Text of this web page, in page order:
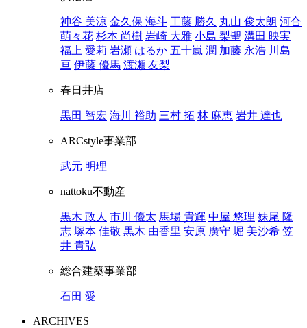
神谷 美涼 金久保 海斗 工藤 勝久 丸山 俊太朗 河合
萌々花 杉本 尚樹 岩崎 大雅 小島 梨聖 溝田 映実
福上 愛莉 岩瀬 はるか 五十嵐 潤 加藤 永浩 川島
亘 伊藤 優馬 渡瀬 友梨
春日井店
黒田 智宏 海川 裕助 三村 拓 林 麻恵 岩井 達也
ARCstyle事業部
武元 明理
nattoku不動産
黒木 政人 市川 優太 馬場 貴輝 中屋 悠理 妹尾 隆
志 塚本 佳敬 黒木 由香里 安原 廣守 堀 美沙希 笠
井 貴弘
総合建築事業部
石田 愛
ARCHIVES